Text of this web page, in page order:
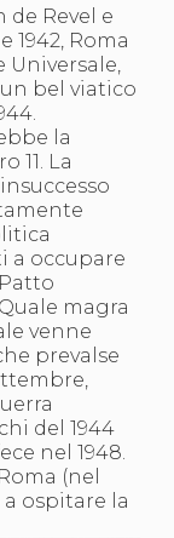
de Revel e
1942, Roma
Universale,
bel viatico
la
11. La
a occupare
magra
venne
prevalse
del 1944
nel 1948.
(nel
a ospitare la